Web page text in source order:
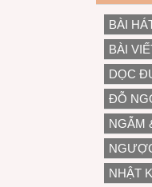
BÀI
BÀI
DỌC
ĐỖ
NGẪM
NHẬT